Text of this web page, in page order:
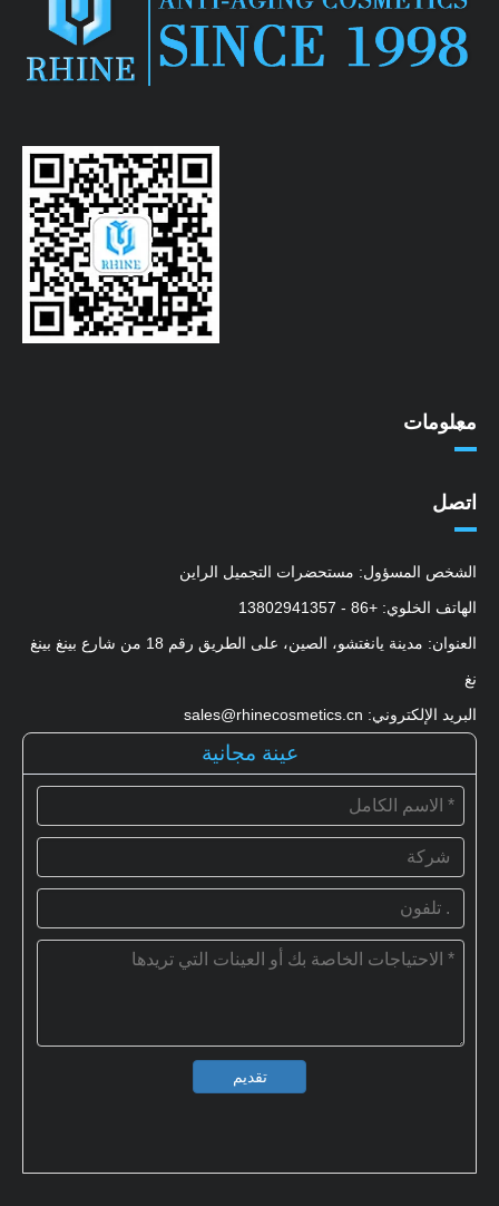
معلومات
اتصل
الشخص المسؤول: مستحضرات التجميل الراين
الهاتف الخلوي: +86 - 13802941357
العنوان: مدينة يانغتشو، الصين، على الطريق رقم 18 من شارع بينغ بينغ
نغ
البريد الإلكتروني: sales@rhinecosmetics.cn
عينة مجانية
تقديم